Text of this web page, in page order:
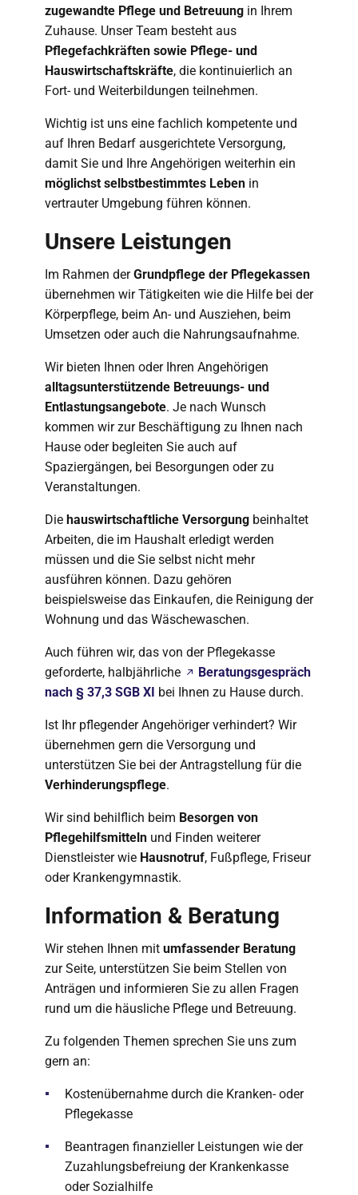
zugewandte Pflege und Betreuung in Ihrem
Zuhause. Unser Team besteht aus
Pflegefachkräften sowie Pflege- und
Hauswirtschaftskräfte, die kontinuierlich an
Fort- und Weiterbildungen teilnehmen.
Wichtig ist uns eine fachlich kompetente und
auf Ihren Bedarf ausgerichtete Versorgung,
damit Sie und Ihre Angehörigen weiterhin ein
möglichst selbstbestimmtes Leben in
vertrauter Umgebung führen können.
Unsere Leistungen
Im Rahmen derGrundpflege der Pflegekassen
übernehmen wir Tätigkeiten wie die Hilfe bei der
Körperpflege, beim An- und Ausziehen, beim
Umsetzen oder auch die Nahrungsaufnahme.
Wir bieten Ihnen oder Ihren Angehörigen
alltagsunterstützende Betreuungs- und
Entlastungsangebote. Je nach Wunsch
kommen wir zur Beschäftigung zu Ihnen nach
Hause oder begleiten Sie auch auf
Spaziergängen, bei Besorgungen oder zu
Veranstaltungen.
Die hauswirtschaftliche Versorgung beinhaltet
Arbeiten, die im Haushalt erledigt werden
müssen und die Sie selbst nicht mehr
ausführen können. Dazu gehören
beispielsweise das Einkaufen, die Reinigung der
Wohnung und das Wäschewaschen.
Auch führen wir, das von der Pflegekasse
geforderte, halbjährliche
Beratungsgespräch
nach § 37,3 SGB XI bei Ihnen zu Hause durch.
Ist Ihr pflegender Angehöriger verhindert? Wir
übernehmen gern die Versorgung und
unterstützen Sie bei der Antragstellung für die
Verhinderungspflege.
Wir sind behilflich beim Besorgen von
Pflegehilfsmitteln und Finden weiterer
Dienstleister wie Hausnotruf, Fußpflege, Friseur
oder Krankengymnastik.
Information & Beratung
Wir stehen Ihnen mit umfassender Beratung
zur Seite, unterstützen Sie beim Stellen von
Anträgen und informieren Sie zu allen Fragen
rund um die häusliche Pflege und Betreuung.
Zu folgenden Themen sprechen Sie uns zum
gern an:
Kostenübernahme durch die Kranken- oder
Pflegekasse
Beantragen finanzieller Leistungen wie der
Zuzahlungsbefreiung der Krankenkasse
oder Sozialhilfe